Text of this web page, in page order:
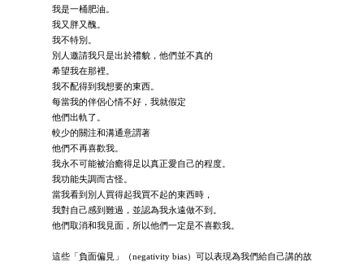
我是一桶肥油。
我又胖又醜。
我不特別。
別人邀請我只是出於禮貌，他們並不真的
希望我在那裡。
我不配得到我想要的東西。
每當我的伴侶心情不好，我就假定
他們出軌了。
較少的關注和溝通意謂著
他們不再喜歡我。
我永不可能被治癒得足以真正愛自己的程度。
我功能失調而古怪。
當我看到別人買得起我買不起的東西時，
我對自己感到難過，並認為我永遠做不到。
他們取消和我見面，所以他們一定是不喜歡我。
這些「負面偏見」（negativity bias）可以表現為我們給自己講的故